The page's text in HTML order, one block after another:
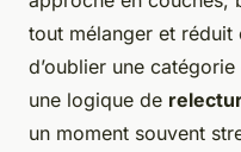
tout mélanger et réduit
d’oublier une catégorie
une logique de
un moment souvent